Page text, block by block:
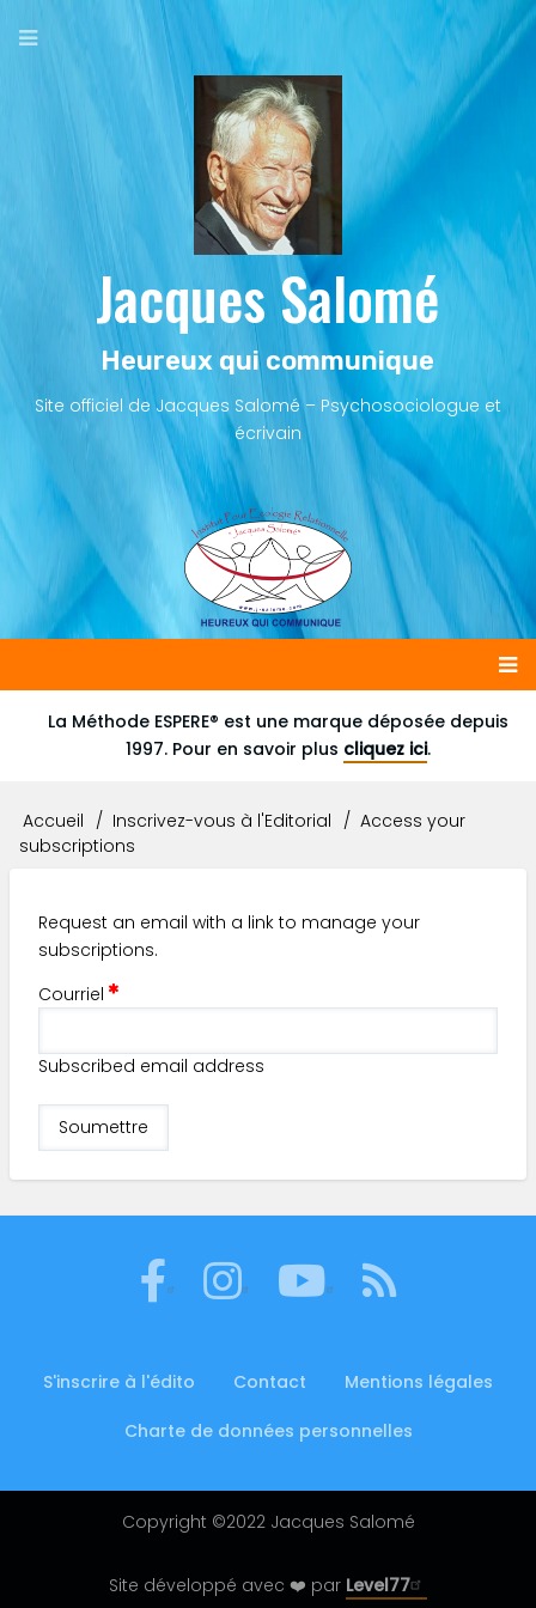
au
Jacques Salomé
Heureux qui communique
Site officiel de Jacques Salomé – Psychosociologue et
écrivain
Main
navigation
La Méthode ESPERE® est une marque déposée depuis
1997. Pour en savoir plus cliquez ici.
FilAccueil Inscrivez-vous à l'Editorial
Access your
subscriptions
Request an email with a link to manage your
subscriptions.
Courriel
Subscribed email address
Footer
S'inscrire à l'édito Contact Mentions légales
Charte de données personnelles
Copyright ©2022 Jacques Salomé
Site développé avec ❤️ par Level77